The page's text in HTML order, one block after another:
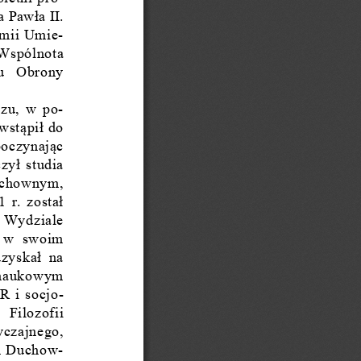
Pawła II.
ii Umie-
spólnota
Obrony
w po-
do
studia
nym,
1 r. został
Wydziale
swoim
na
kowym
R i socjo-
Filozofii
czajnego,
Duchow-